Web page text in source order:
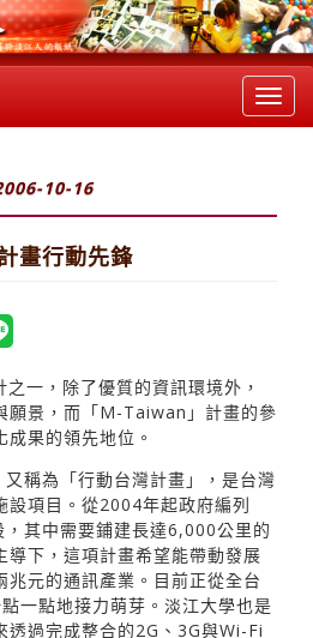
10-16
畫行動先鋒
一，除了優質的資訊環境外，
願景，而「M-Taiwan」計畫的參
果的領先地位。
稱為「行動台灣計畫」，是台灣
設項目。從2004年起政府編列
其中需要鋪建長達6,000公里的
導下，這項計畫希望能帶動發展
兆元的通訊產業。目前正從全台
一點地接力萌芽。淡江大學也是
透過完成整合的2G、3G與Wi-Fi